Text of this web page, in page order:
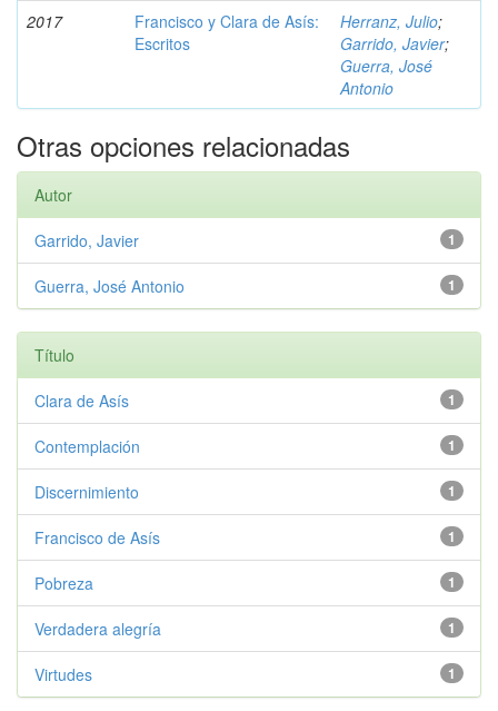
2017
Francisco y Clara de Asís:
Escritos
Herranz, Julio;
Garrido, Javier;
Guerra, José
Antonio
Otras opciones relacionadas
Autor
1
Garrido, Javier
1
Guerra, José Antonio
Título
1
Clara de Asís
1
Contemplación
1
Discernimiento
1
Francisco de Asís
1
Pobreza
1
Verdadera alegría
1
Virtudes